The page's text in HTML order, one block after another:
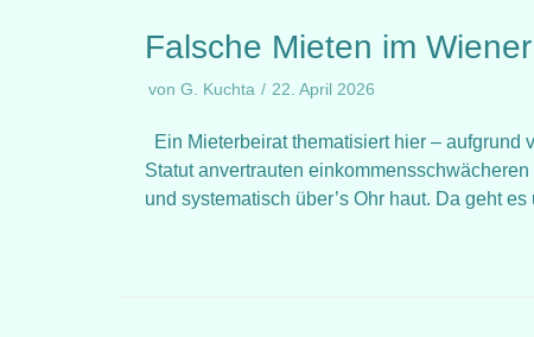
Falsche Mieten im
von G. Kuchta 22. April 2026
Ein Mieterbeirat thematisiert hier –
Statut anvertrauten
und systematisch über’s Ohr haut. Da geht